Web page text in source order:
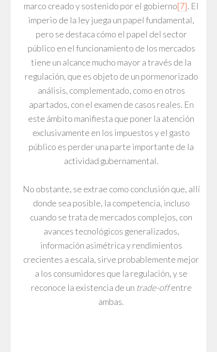
marco creado y sostenido por el gobierno[7]. El
imperio de la ley juega un papel fundamental,
pero se destaca cómo el papel del sector
público en el funcionamiento de los mercados
tiene un alcance mucho mayor a través de la
regulación, que es objeto de un pormenorizado
análisis, complementado, como en otros
apartados, con el examen de casos reales. En
este ámbito manifiesta que poner la atención
exclusivamente en los impuestos y el gasto
público es perder una parte importante de la
actividad gubernamental.
No obstante, se extrae como conclusión que, allí
donde sea posible, la competencia, incluso
cuando se trata de mercados complejos, con
avances tecnológicos generalizados,
información asimétrica y rendimientos
crecientes a escala, sirve probablemente mejor
a los consumidores que la regulación, y se
reconoce la existencia de un trade-offentre
ambas.